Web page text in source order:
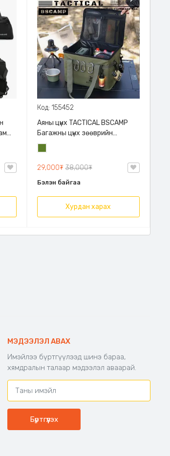
Код: 155452
Аяны цүнх TACTICAL BSCAMP
Багажны цүнх зөөврийн
тактикал цүнх, 30л
багтаамжтай, 80кг даацтай,
900D зузаан бат бөх оксфорд
29,000₮38,000₮
Бэлэн байгаа
Хурдан харах
МЭДЭЭЛЭЛ АВАХ
Имэйлээ бүртгүүлээд шинэ бараа,
хямдралын талаар мэдээлэл аваарай.
Бүртгүүлэх